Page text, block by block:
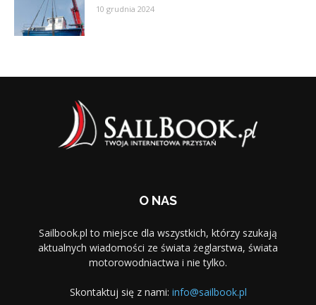
10 grudnia 2024
O NAS
Sailbook.pl to miejsce dla wszystkich, którzy szukają
aktualnych wiadomości ze świata żeglarstwa, świata
motorowodniactwa i nie tylko.
Skontaktuj się z nami: info@sailbook.pl